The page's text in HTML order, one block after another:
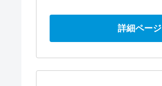
詳細ページ